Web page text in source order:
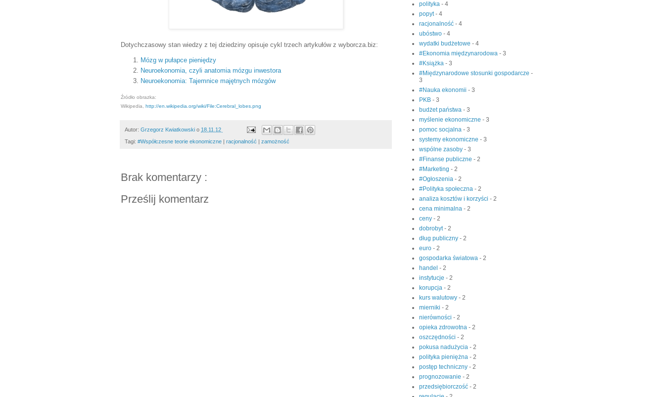
Dotychczasowy stan wiedzy z tej dziedziny opisuje cykl trzech artykułów z wyborcza.biz:
Mózg w pułapce pieniędzy
Neuroekonomia, czyli anatomia mózgu inwestora
Neuroekonomia: Tajemnice majętnych mózgów
Źródło obrazka:
Wikipedia, http://en.wikipedia.org/wiki/File:Cerebral_lobes.png
Autor: Grzegorz Kwiatkowski o 18.11.12
Tagi: #Współczesne teorie ekonomiczne | racjonalność | zamożność
Brak komentarzy :
Prześlij komentarz
polityka - 4
popyt- 4
racjonalność - 4
ubóstwo - 4
wydatki budżetowe - 4
#Ekonomia międzynarodowa - 3
#Książka - 3
#Międzynarodowe stosunki gospodarcze -
3
#Nauka ekonomii - 3
PKB - 3
budżet państwa - 3
myślenie ekonomiczne - 3
pomoc socjalna - 3
systemy ekonomiczne - 3
wspólne zasoby - 3
#Finanse publiczne - 2
#Marketing - 2
#Ogłoszenia - 2
#Polityka społeczna - 2
analiza kosztów i korzyści - 2
cena minimalna - 2
ceny - 2
dobrobyt- 2
dług publiczny - 2
euro - 2
gospodarka światowa - 2
handel - 2
instytucje - 2
korupcja - 2
kurs walutowy - 2
mierniki - 2
nierówności - 2
opieka zdrowotna - 2
oszczędności - 2
pokusa nadużycia - 2
polityka pieniężna - 2
postęp techniczny - 2
prognozowanie - 2
przedsiębiorczość - 2